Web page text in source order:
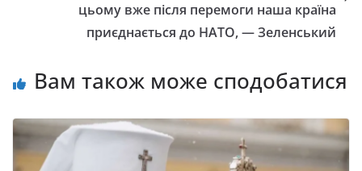
цьому вже після перемоги наша країна
приєднається до НАТО, — Зеленський
Вам також може сподобатися